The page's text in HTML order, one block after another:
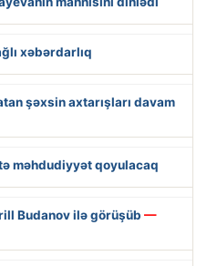
xəbərdarlıq
şəxsin axtarışları davam
məhdudiyyət qoyulacaq
Budanov ilə görüşüb —